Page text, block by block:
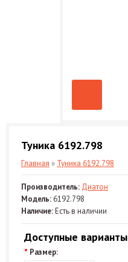
Туника 6192.798
Главная » Туника 6192.798
Производитель: Диатон
Модель: 6192.798
Наличие:Есть в наличии
Доступные варианты
* Размер: